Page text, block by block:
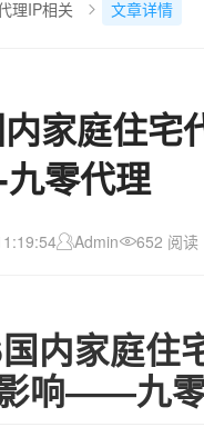
理IP相关 文章详情
家庭住宅
零代理
Admin 652 阅读
内家庭住
响——九